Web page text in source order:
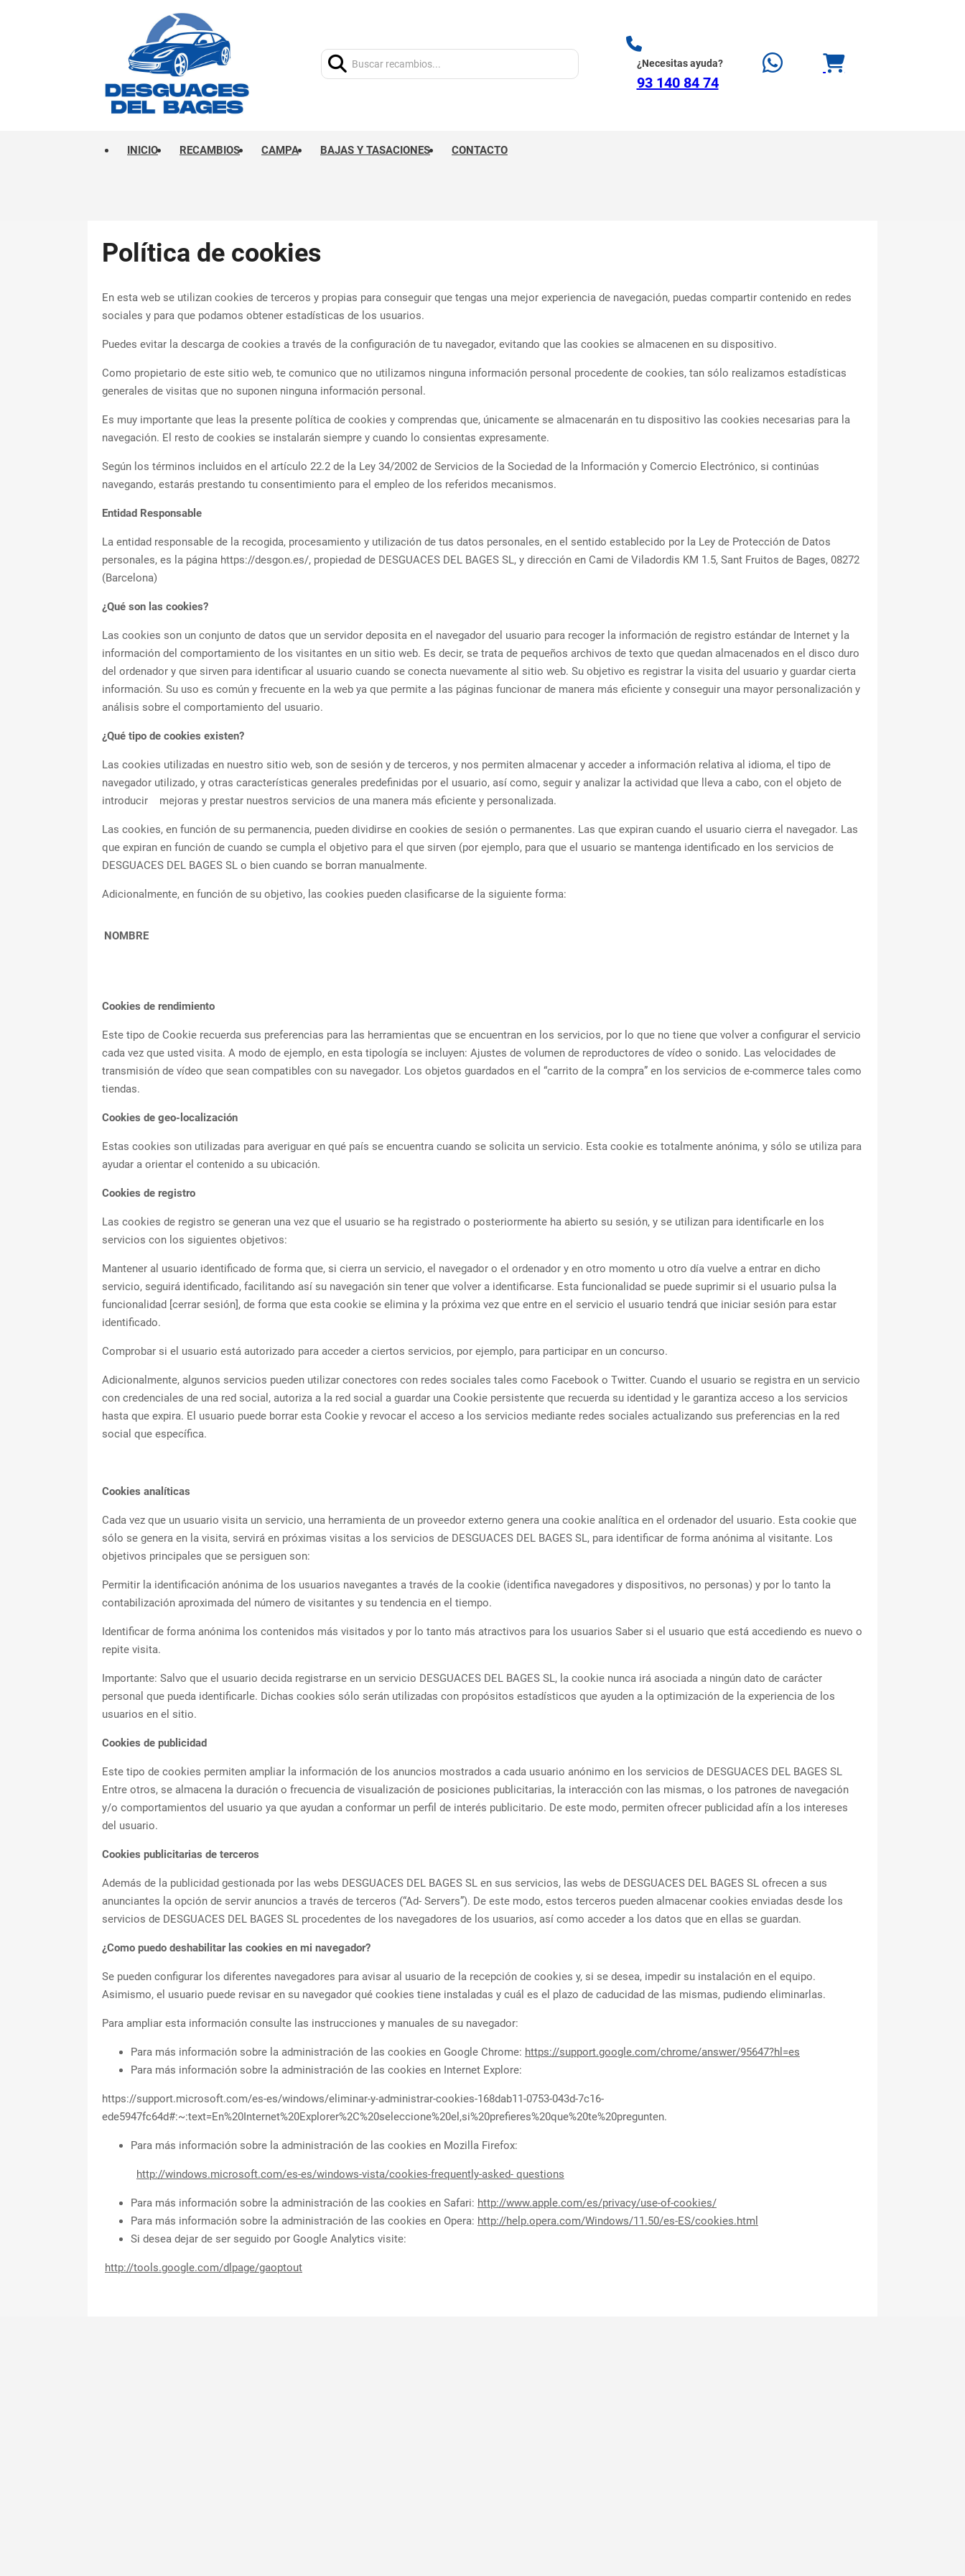
¿Necesitas ayuda?
93 140 84 74
INICIO RECAMBIOS CAMPA BAJAS Y TASACIONES CONTACTO
Política de cookies
En esta web se utilizan cookies de terceros y propias para conseguir que tengas una mejor experiencia de navegación, puedas compartir contenido en redes
sociales y para que podamos obtener estadísticas de los usuarios.
Puedes evitar la descarga de cookies a través de la configuración de tu navegador, evitando que las cookies se almacenen en su dispositivo.
Como propietario de este sitio web, te comunico que no utilizamos ninguna información personal procedente de cookies, tan sólo realizamos estadísticas
generales de visitas que no suponen ninguna información personal.
Es muy importante que leas la presente política de cookies y comprendas que, únicamente se almacenarán en tu dispositivo las cookies necesarias para la
navegación. El resto de cookies se instalarán siempre y cuando lo consientas expresamente.
Según los términos incluidos en el artículo 22.2 de la Ley 34/2002 de Servicios de la Sociedad de la Información y Comercio Electrónico, si continúas
navegando, estarás prestando tu consentimiento para el empleo de los referidos mecanismos.
Entidad Responsable
La entidad responsable de la recogida, procesamiento y utilización de tus datos personales, en el sentido establecido por la Ley de Protección de Datos
personales, es la página https://desgon.es/, propiedad de DESGUACES DEL BAGES SL, y dirección en Cami de Viladordis KM 1.5, Sant Fruitos de Bages, 08272
(Barcelona)
¿Qué son las cookies?
Las cookies son un conjunto de datos que un servidor deposita en el navegador del usuario para recoger la información de registro estándar de Internet y la
información del comportamiento de los visitantes en un sitio web. Es decir, se trata de pequeños archivos de texto que quedan almacenados en el disco duro
del ordenador y que sirven para identificar al usuario cuando se conecta nuevamente al sitio web. Su objetivo es registrar la visita del usuario y guardar cierta
información. Su uso es común y frecuente en la web ya que permite a las páginas funcionar de manera más eficiente y conseguir una mayor personalización y
análisis sobre el comportamiento del usuario.
¿Qué tipo de cookies existen?
Las cookies utilizadas en nuestro sitio web, son de sesión y de terceros, y nos permiten almacenar y acceder a información relativa al idioma, el tipo de
navegador utilizado, y otras características generales predefinidas por el usuario, así como, seguir y analizar la actividad que lleva a cabo, con el objeto de
introducir mejoras y prestar nuestros servicios de una manera más eficiente y personalizada.
Las cookies, en función de su permanencia, pueden dividirse en cookies de sesión o permanentes. Las que expiran cuando el usuario cierra el navegador. Las
que expiran en función de cuando se cumpla el objetivo para el que sirven (por ejemplo, para que el usuario se mantenga identificado en los servicios de
DESGUACES DEL BAGES SL o bien cuando se borran manualmente.
Adicionalmente, en función de su objetivo, las cookies pueden clasificarse de la siguiente forma:
NOMBRE
Cookies de rendimiento
Este tipo de Cookie recuerda sus preferencias para las herramientas que se encuentran en los servicios, por lo que no tiene que volver a configurar el servicio
cada vez que usted visita. A modo de ejemplo, en esta tipología se incluyen: Ajustes de volumen de reproductores de vídeo o sonido. Las velocidades de
transmisión de vídeo que sean compatibles con su navegador. Los objetos guardados en el “carrito de la compra” en los servicios de e-commerce tales como
tiendas.
Cookies de geo-localización
Estas cookies son utilizadas para averiguar en qué país se encuentra cuando se solicita un servicio. Esta cookie es totalmente anónima, y sólo se utiliza para
ayudar a orientar el contenido a su ubicación.
Cookies de registro
Las cookies de registro se generan una vez que el usuario se ha registrado o posteriormente ha abierto su sesión, y se utilizan para identificarle en los
servicios con los siguientes objetivos:
Mantener al usuario identificado de forma que, si cierra un servicio, el navegador o el ordenador y en otro momento u otro día vuelve a entrar en dicho
servicio, seguirá identificado, facilitando así su navegación sin tener que volver a identificarse. Esta funcionalidad se puede suprimir si el usuario pulsa la
funcionalidad [cerrar sesión], de forma que esta cookie se elimina y la próxima vez que entre en el servicio el usuario tendrá que iniciar sesión para estar
identificado.
Comprobar si el usuario está autorizado para acceder a ciertos servicios, por ejemplo, para participar en un concurso.
Adicionalmente, algunos servicios pueden utilizar conectores con redes sociales tales como Facebook o Twitter. Cuando el usuario se registra en un servicio
con credenciales de una red social, autoriza a la red social a guardar una Cookie persistente que recuerda su identidad y le garantiza acceso a los servicios
hasta que expira. El usuario puede borrar esta Cookie y revocar el acceso a los servicios mediante redes sociales actualizando sus preferencias en la red
social que específica.
Cookies analíticas
Cada vez que un usuario visita un servicio, una herramienta de un proveedor externo genera una cookie analítica en el ordenador del usuario. Esta cookie que
sólo se genera en la visita, servirá en próximas visitas a los servicios de DESGUACES DEL BAGES SL, para identificar de forma anónima al visitante. Los
objetivos principales que se persiguen son:
Permitir la identificación anónima de los usuarios navegantes a través de la cookie (identifica navegadores y dispositivos, no personas) y por lo tanto la
contabilización aproximada del número de visitantes y su tendencia en el tiempo.
Identificar de forma anónima los contenidos más visitados y por lo tanto más atractivos para los usuarios Saber si el usuario que está accediendo es nuevo o
repite visita.
Importante: Salvo que el usuario decida registrarse en un servicio DESGUACES DEL BAGES SL, la cookie nunca irá asociada a ningún dato de carácter
personal que pueda identificarle. Dichas cookies sólo serán utilizadas con propósitos estadísticos que ayuden a la optimización de la experiencia de los
usuarios en el sitio.
Cookies de publicidad
Este tipo de cookies permiten ampliar la información de los anuncios mostrados a cada usuario anónimo en los servicios de DESGUACES DEL BAGES SL
Entre otros, se almacena la duración o frecuencia de visualización de posiciones publicitarias, la interacción con las mismas, o los patrones de navegación
y/o comportamientos del usuario ya que ayudan a conformar un perfil de interés publicitario. De este modo, permiten ofrecer publicidad afín a los intereses
del usuario.
Cookies publicitarias de terceros
Además de la publicidad gestionada por las webs DESGUACES DEL BAGES SL en sus servicios, las webs de DESGUACES DEL BAGES SL ofrecen a sus
anunciantes la opción de servir anuncios a través de terceros (“Ad- Servers”). De este modo, estos terceros pueden almacenar cookies enviadas desde los
servicios de DESGUACES DEL BAGES SL procedentes de los navegadores de los usuarios, así como acceder a los datos que en ellas se guardan.
¿Como puedo deshabilitar las cookies en mi navegador?
Se pueden configurar los diferentes navegadores para avisar al usuario de la recepción de cookies y, si se desea, impedir su instalación en el equipo.
Asimismo, el usuario puede revisar en su navegador qué cookies tiene instaladas y cuál es el plazo de caducidad de las mismas, pudiendo eliminarlas.
Para ampliar esta información consulte las instrucciones y manuales de su navegador:
Para más información sobre la administración de las cookies en Google Chrome: https://support.google.com/chrome/answer/95647?hl=es
Para más información sobre la administración de las cookies en Internet Explore:
https://support.microsoft.com/es-es/windows/eliminar-y-administrar-cookies-168dab11-0753-043d-7c16-
ede5947fc64d#:~:text=En%20Internet%20Explorer%2C%20seleccione%20el,si%20prefieres%20que%20te%20pregunten.
Para más información sobre la administración de las cookies en Mozilla Firefox:
http://windows.microsoft.com/es-es/windows-vista/cookies-frequently-asked- questions
Para más información sobre la administración de las cookies en Safari: http://www.apple.com/es/privacy/use-of-cookies/
Para más información sobre la administración de las cookies en Opera: http://help.opera.com/Windows/11.50/es-ES/cookies.html
Si desea dejar de ser seguido por Google Analytics visite:
http://tools.google.com/dlpage/gaoptout